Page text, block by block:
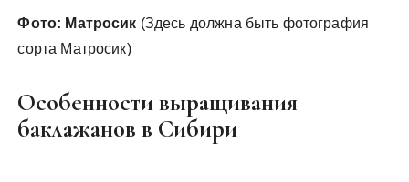
Фото: Матросик (Здесь должна быть фотография
сорта Матросик)
Особенности выращивания
баклажанов в Сибири